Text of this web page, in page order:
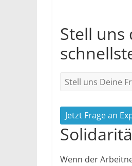
Stell uns
Jetzt Frage an
Wenn der